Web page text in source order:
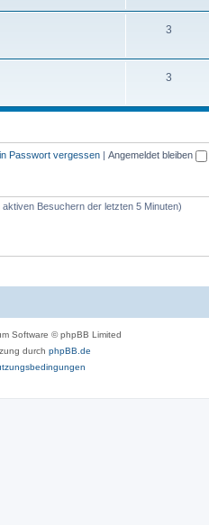
3
3
Passwort vergessen Angemeldet bleiben
Besuchern der letzten 5 Minuten)
Software © phpBB Limited
durch phpBB.de